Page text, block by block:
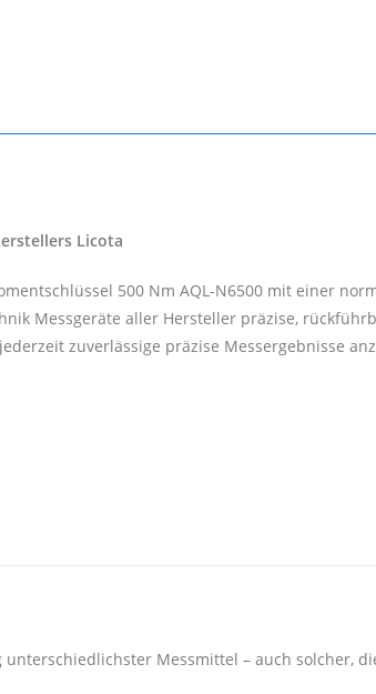
Licota
500 Nm AQL-N6500 mit einer
Messgeräte aller Hersteller präzise,
zuverlässige präzise Messergebnisse
Messmittel – auch solcher,